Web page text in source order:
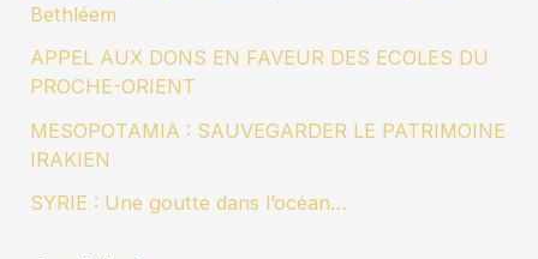
Bethléem
APPEL AUX DONS EN FAVEUR DES ECOLES DU
PROCHE-ORIENT
MESOPOTAMIA : SAUVEGARDER LE PATRIMOINE
IRAKIEN
SYRIE : Une goutte dans l’océan…